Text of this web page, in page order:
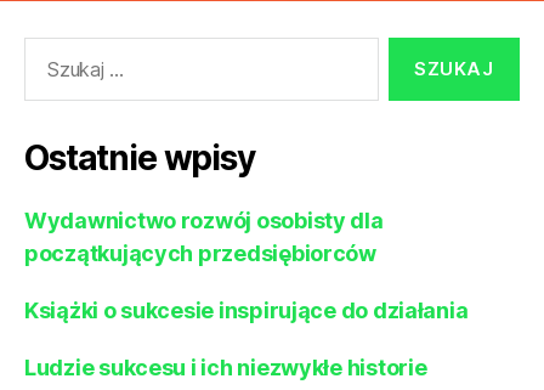
Ostatnie wpisy
Wydawnictwo rozwój osobisty dla
początkujących przedsiębiorców
Książki o sukcesie inspirujące do działania
Ludzie sukcesu i ich niezwykłe historie